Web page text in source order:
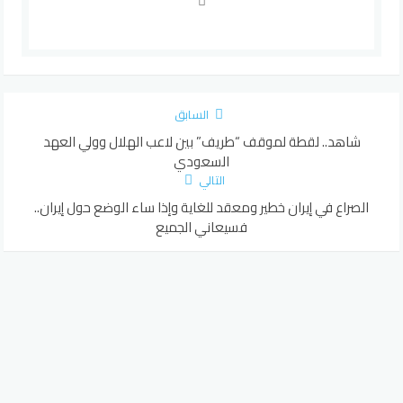
السابق
شاهد.. لقطة لموقف “طريف” بين لاعب الهلال وولي العهد
السعودي
التالي
الصراع في إيران خطير ومعقد للغاية وإذا ساء الوضع حول إيران..
فسيعاني الجميع